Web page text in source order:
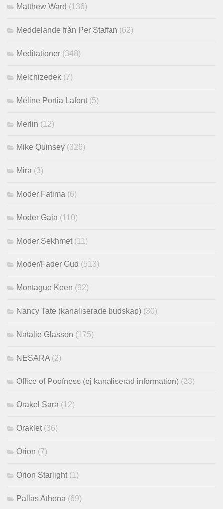
Matthew Ward (136)
Meddelande från Per Staffan (62)
Meditationer (348)
Melchizedek (7)
Méline Portia Lafont (5)
Merlin (12)
Mike Quinsey (326)
Mira (3)
Moder Fatima (6)
Moder Gaia (110)
Moder Sekhmet (11)
Moder/Fader Gud (513)
Montague Keen (92)
Nancy Tate (kanaliserade budskap) (30)
Natalie Glasson (175)
NESARA (2)
Office of Poofness (ej kanaliserad information) (23)
Orakel Sara (12)
Oraklet (36)
Orion (7)
Orion Starlight (1)
Pallas Athena (69)